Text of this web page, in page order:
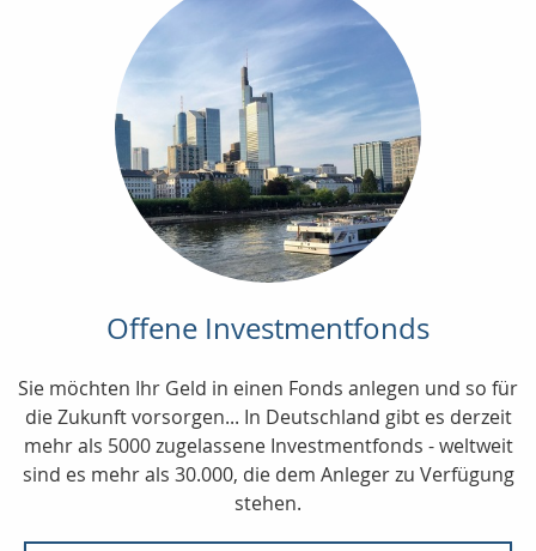
Offene Investmentfonds
Sie möchten Ihr Geld in einen Fonds anlegen und so für
die Zukunft vorsorgen... In Deutschland gibt es derzeit
mehr als 5000 zugelassene Investmentfonds - weltweit
sind es mehr als 30.000, die dem Anleger zu Verfügung
stehen.